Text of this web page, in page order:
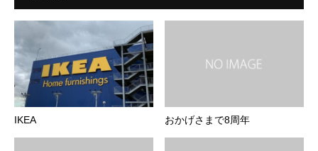
IKEA おかげさまで8周年